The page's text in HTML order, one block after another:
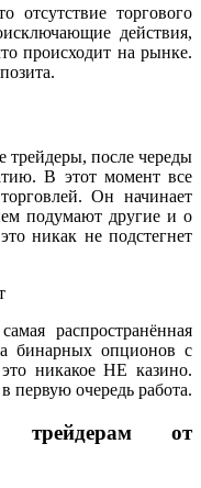
отсутствие торгового
действия,
происходит на рынке.
после череды
В этот момент все
Он начинает
подумают другие и о
никак не подстегнет
распространённая
бинарных опционов с
никакое НЕ казино.
первую очередь работа.
трейдерам от